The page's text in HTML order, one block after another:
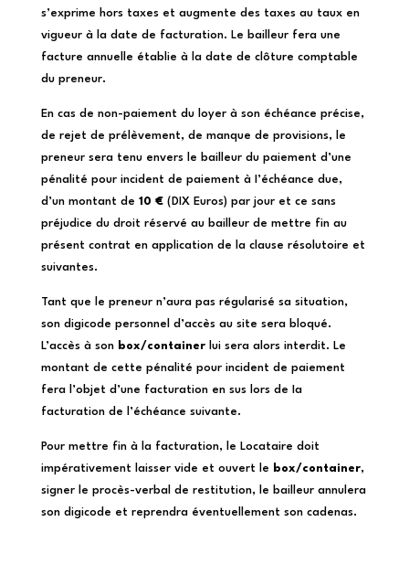
s’exprime hors taxes et augmente des taxes au taux en
vigueur à la date de facturation. Le bailleur fera une
facture annuelle établie à la date de clôture comptable
du preneur.
En cas de non-paiement du loyer à son échéance précise,
de rejet de prélèvement, de manque de provisions, le
preneur sera tenu envers le bailleur du paiement d’une
pénalité pour incident de paiement à I’échéance due,
d’un montant de 10 €(DIX Euros) par jour et ce sans
préjudice du droit réservé au bailleur de mettre fin au
présent contrat en application de la clause résolutoire et
suivantes.
Tant que le preneur n’aura pas régularisé sa situation,
son digicode personnel d’accès au site sera bloqué.
L’accès à son box/containerlui sera alors interdit. Le
montant de cette pénalité pour incident de paiement
fera l’objet d’une facturation en sus lors de Ia
facturation de l’échéance suivante.
Pour mettre fin à la facturation, le Locataire doit
impérativement laisser vide et ouvert le
box/container,
signer le procès-verbal de restitution, le bailleur annulera
son digicode et reprendra éventuellement son cadenas.